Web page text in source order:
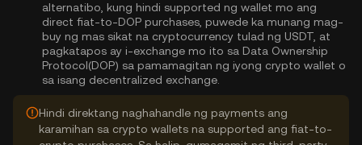
alternatibo, kung hindi supported ng wallet mo ang
direct fiat-to-DOP purchases, puwede ka munang mag-
buy ng mas sikat na cryptocurrency tulad ng USDT, at
pagkatapos ay i-exchange mo ito sa Data Ownership
Protocol(DOP) sa pamamagitan ng iyong crypto wallet o
sa isang decentralized exchange.
Hindi direktang naghahandle ng payments ang
karamihan sa crypto wallets na supported ang fiat-to-